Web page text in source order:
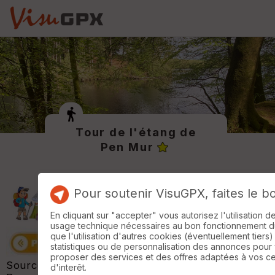
Tour de l'étang de
Pen Mur
Source de la randonnée :
Damgan La Roche
Pour soutenir VisuGPX, faites le
En cliquant sur "accepter" vous autorisez l'utilisation
usage technique nécessaires au bon fonctionnement
que l'utilisation d'autres cookies (éventuellement
statistiques ou de personnalisation des annonces pour
proposer des services et des offres adaptées à vos
d'interêt.